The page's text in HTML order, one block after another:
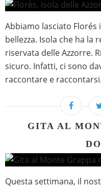
Abbiamo lasciato
bellezza. Isola che ha la
riservata delle Azzorre.
sicuro. Infatti, ci sono
raccontare e
GITA AL
Questa settimana, il